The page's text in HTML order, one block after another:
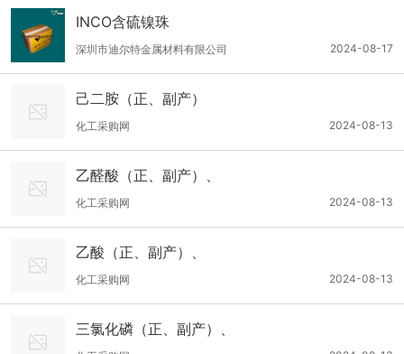
INCO含硫镍珠
2024-08-17
深圳市迪尔特金属材料有限公司
己二胺（正、副产）
2024-08-13
化工采购网
乙醛酸（正、副产）、
2024-08-13
化工采购网
乙酸（正、副产）、
2024-08-13
化工采购网
三氯化磷（正、副产）、